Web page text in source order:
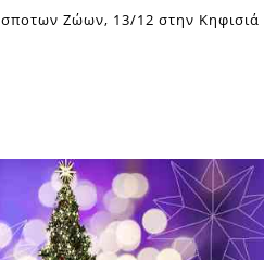
Ζώων, 13/12 στην Κηφισιά